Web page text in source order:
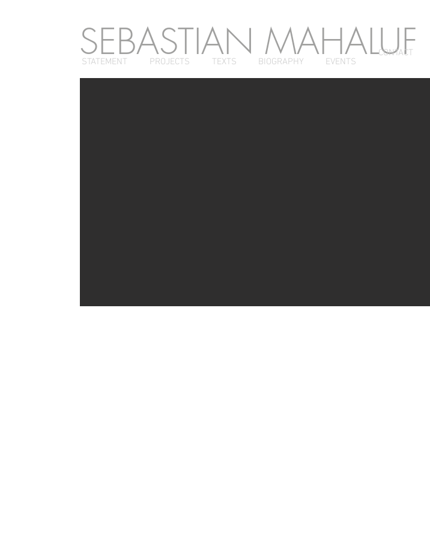
SEBASTIAN MAHALUF
STATEMENT PROJECTS TEXTS BIOGRAPHY EVENTS
CONTACT